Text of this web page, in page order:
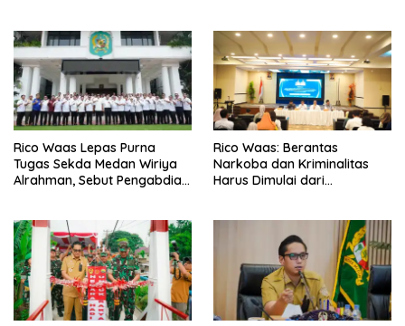
Rico Waas Lepas Purna
Tugas Sekda Medan Wiriya
Alrahman, Sebut Pengabdian
Rico Waas: Berantas
Narkoba dan Kriminalitas
Harus Dimulai dari